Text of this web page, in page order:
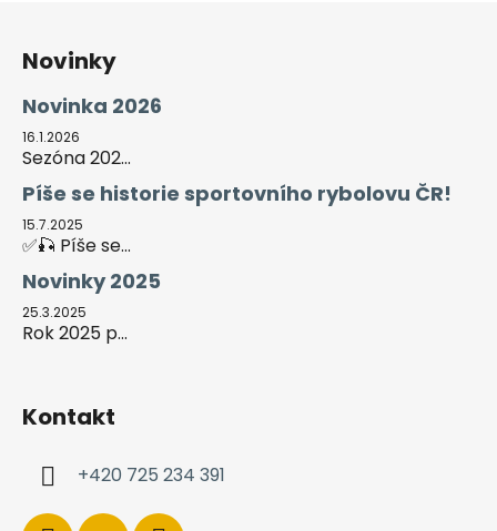
Novinky
Novinka 2026
16.1.2026
Sezóna 202...
Píše se historie sportovního rybolovu ČR!
15.7.2025
✅🎣 Píše se...
Novinky 2025
25.3.2025
Rok 2025 p...
Kontakt
+420 725 234 391